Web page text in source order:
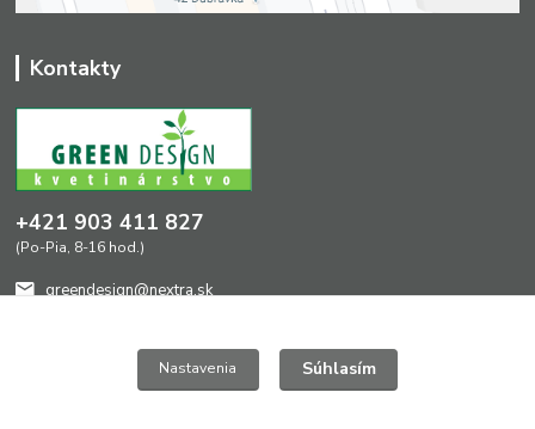
Kontakty
+421 903 411 827
(Po-Pia, 8-16 hod.)
greendesign@nextra.sk
Nastavenia Súhlasím